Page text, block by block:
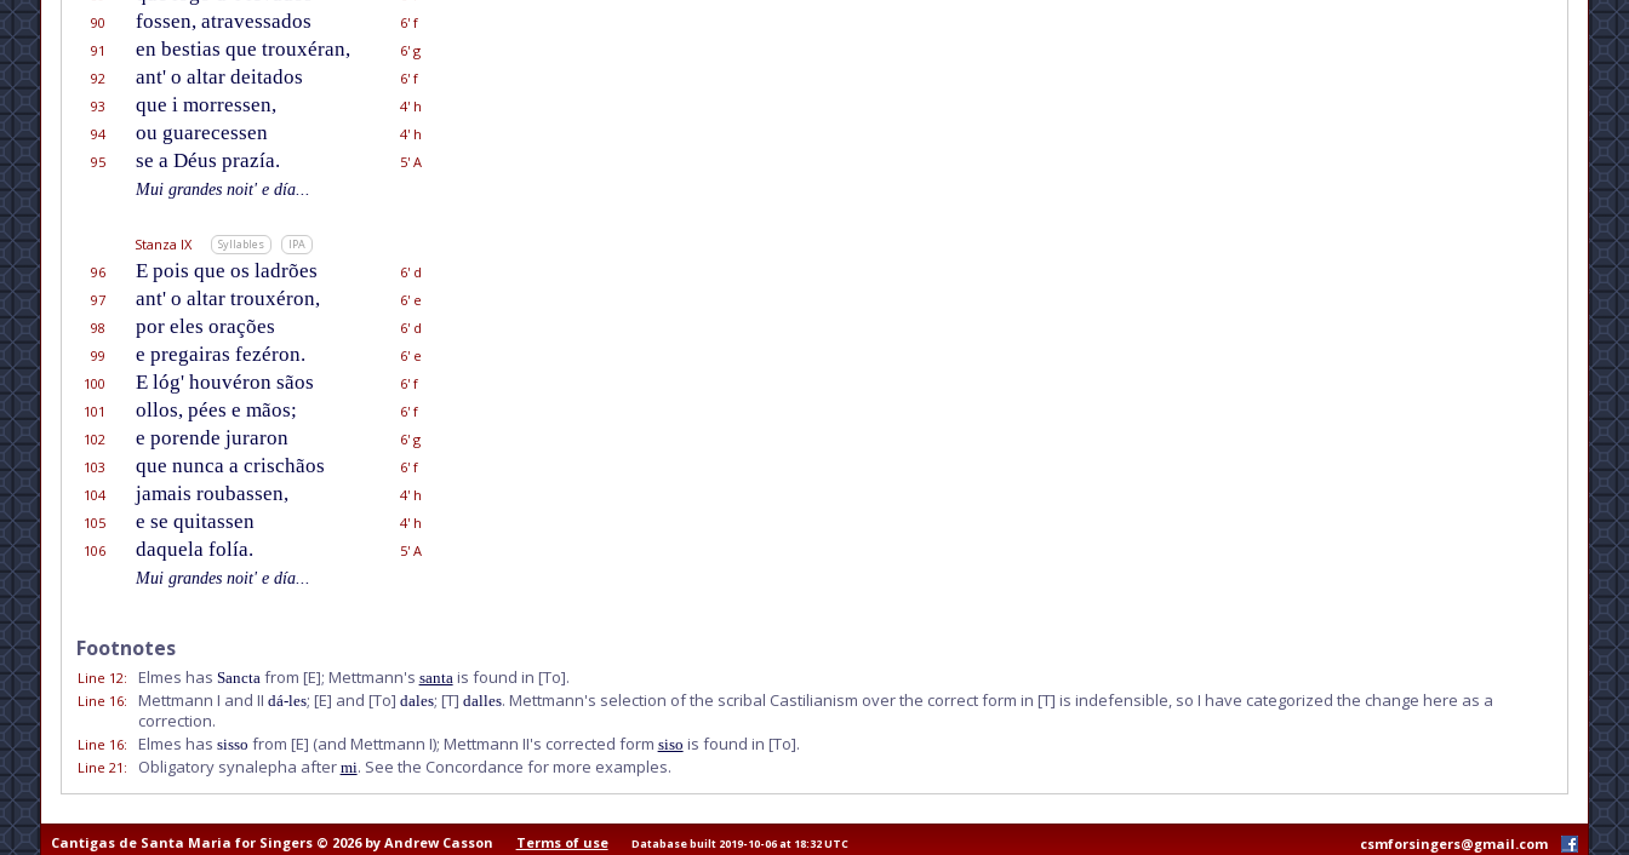
90
fossen, atravessados
6' f
91
en bestias que trouxéran,
6' g
92
ant' o altar deitados
6' f
93
que i morressen,
4' h
94
ou guarecessen
4' h
95
se a Déus prazía.
5' A
Mui grandes noit' e día...
Stanza IX Syllables IPA
96 E pois que os ladrões
6' d
97
ant' o altar trouxéron,
6' e
98
por eles orações
6' d
99
e pregairas fezéron.
6' e
100
E lóg' houvéron sãos
6' f
101
ollos, pées e mãos;
6' f
102
e porende juraron
6' g
103
que nunca a crischãos
6' f
104
jamais roubassen,
4' h
105
e se quitassen
4' h
106
daquela folía.
5' A
Mui grandes noit' e día...
Footnotes
Line 12: Elmes has Sanctafrom [E]; Mettmann's santais found in [To].
Line 16: Mettmann I and II dá-les; [E] and [To] dales; [T] dalles. Mettmann's selection of the scribal Castilianism over the correct form in [T] is indefensible, so I have categorized the change here as a
correction.
Line 16: Elmes has sisso from [E] (and Mettmann I); Mettmann II's corrected form siso is found in [To].
Line 21 : Obligatory synalepha after mi. See the Concordance for more examples.
Cantigas de Santa Maria for Singers © 2026 by Andrew Casson Terms of use Database built 2019-10-06 at 18:32 UTC csmforsingers@gmail.com